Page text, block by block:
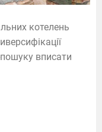
котелень
вписати